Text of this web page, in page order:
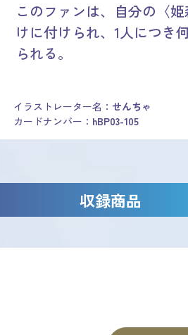
このファンは、自分の〈
けに付けられ、1人につき
られる。
イラストレーター名： せんちゃ
カードナンバー： hBP03-105
収録商品